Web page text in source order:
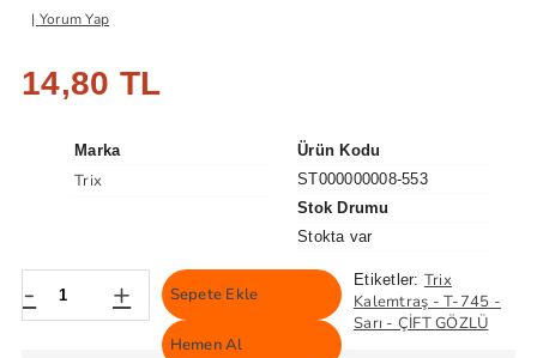
Yorum Yap
14,80 TL
Marka
Trix
Ürün Kodu
ST000000008-553
Stok Drumu
Stokta var
- + Sepete Ekle
Hemen Al
Etiketler: Trix
Kalemtraş - T-745 -
Sarı - ÇİFT GÖZLÜ